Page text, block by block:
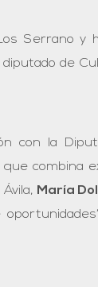
Serrano y
de
con la
María